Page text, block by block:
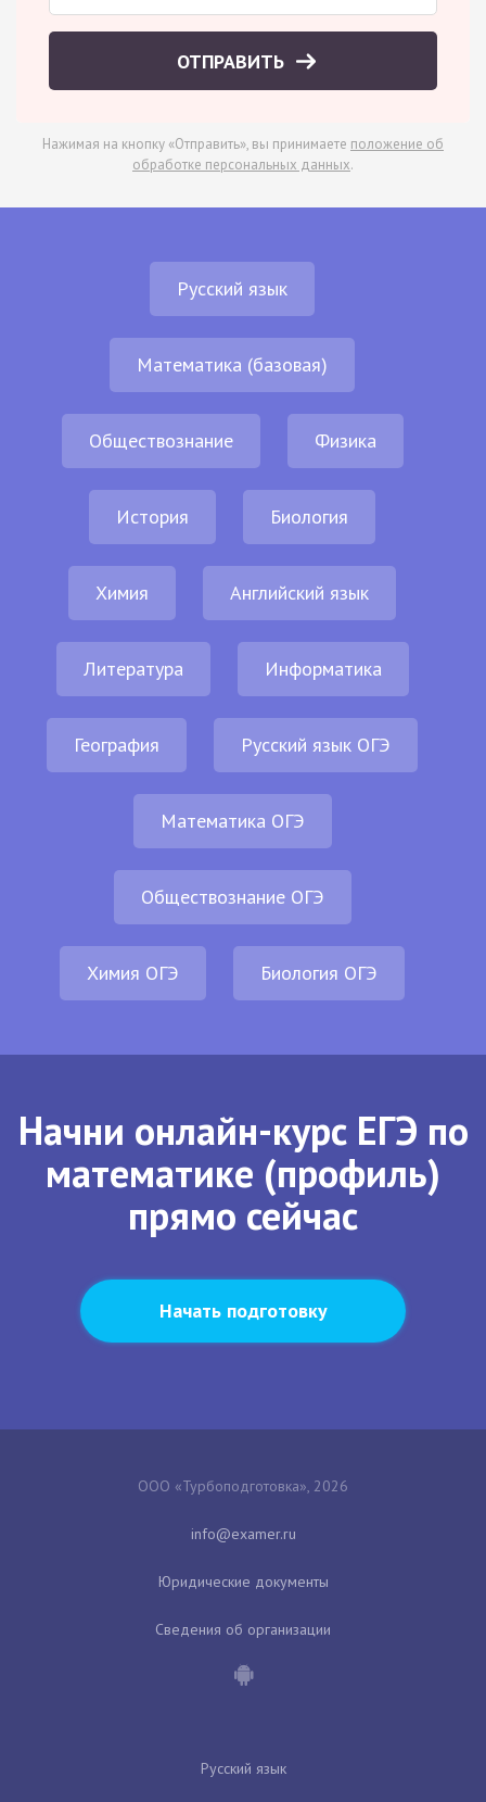
ОТПРАВИТЬ
Нажимая на кнопку «Отправить», вы принимаете положение об
обработке персональных данных.
Русский язык
Математика (базовая)
Обществознание Физика
История Биология
Химия Английский язык
Литература Информатика
География Русский язык ОГЭ
Математика ОГЭ
Обществознание ОГЭ
Химия ОГЭ Биология ОГЭ
Начни онлайн-курс ЕГЭ по
математике (профиль)
прямо сейчас
Начать подготовку
ООО «Турбоподготовка», 2026
Юридические документы
Сведения об организации
Русский язык